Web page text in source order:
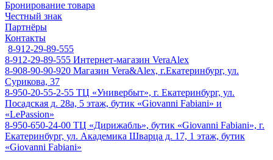
Бронирование товара
Честный знак
Партнёры
Контакты
8-912-29-89-555
8-912-29-89-555 Интернет-магазин VeraAlex
8-908-90-90-920 Магазин Vera&Alex, г.Екатеринбург, ул.
Сурикова, 37
8-950-20-55-2-55 ТЦ «Универбыт», г. Екатеринбург, ул.
Посадская д. 28а, 5 этаж, бутик «Giovanni Fabiani» и
«LePassion»
8-950-650-24-00 ТЦ «Дирижабль», бутик «Giovanni Fabiani», г.
Екатеринбург, ул. Академика Шварца д. 17, 1 этаж, бутик
«Giovanni Fabiani»